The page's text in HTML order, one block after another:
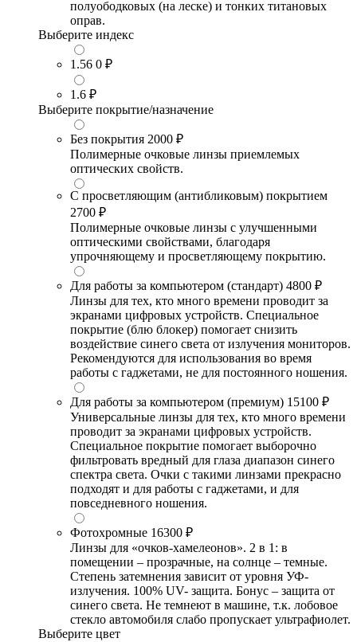
полуободковых (на леске) и тонких титановых
оправ.
Выберите индекс
1.56 0 ₽
1.6 ₽
Выберите покрытие/назначение
Без покрытия 2000 ₽
Полимерные очковые линзы приемлемых
оптических свойств.
С просветляющим (антибликовым) покрытием
2700 ₽
Полимерные очковые линзы с улучшенными
оптическими свойствами, благодаря
упрочняющему и просветляющему покрытию.
Для работы за компьютером (стандарт) 4800 ₽
Линзы для тех, кто много времени проводит за
экранами цифровых устройств. Специальное
покрытие (блю блокер) помогает снизить
воздействие синего света от излучения мониторов.
Рекомендуются для использования во время
работы с гаджетами, не для постоянного ношения.
Для работы за компьютером (премиум) 15100 ₽
Универсальные линзы для тех, кто много времени
проводит за экранами цифровых устройств.
Специальное покрытие помогает выборочно
фильтровать вредный для глаза диапазон синего
спектра света. Очки с такими линзами прекрасно
подходят и для работы с гаджетами, и для
повседневного ношения.
Фотохромные 16300 ₽
Линзы для «очков-хамелеонов». 2 в 1: в
помещении – прозрачные, на солнце – темные.
Степень затемнения зависит от уровня УФ-
излучения. 100% UV- защита. Бонус – защита от
синего света. Не темнеют в машине, т.к. лобовое
стекло автомобиля слабо пропускает ультрафиолет.
Выберите цвет